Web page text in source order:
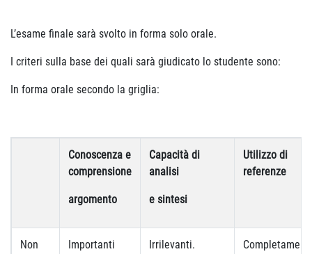
L’esame finale sarà svolto in forma solo orale.
I criteri sulla base dei quali sarà giudicato lo studente sono:
In forma orale secondo la griglia:
Conoscenza e
comprensione
argomento
Capacità di
analisi
e sintesi
Utilizzo di
referenze
Non
Importanti
Irrilevanti.